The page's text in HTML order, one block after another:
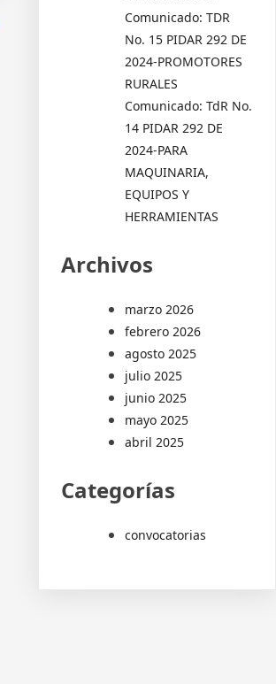
Comunicado: TDR
No. 15 PIDAR 292 DE
2024-PROMOTORES
RURALES
Comunicado: TdR No.
14 PIDAR 292 DE
2024-PARA
MAQUINARIA,
EQUIPOS Y
HERRAMIENTAS
Archivos
marzo 2026
febrero 2026
agosto 2025
julio 2025
junio 2025
mayo 2025
abril 2025
Categorías
convocatorias